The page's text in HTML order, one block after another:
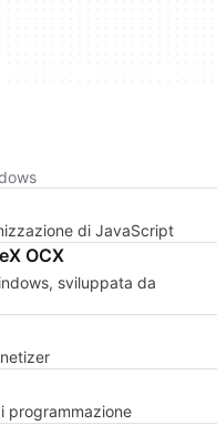
di JavaScript
OCX
sviluppata da
programmazione